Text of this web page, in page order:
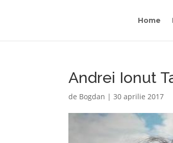
Home
Andrei Ionut
de Bogdan |30 aprilie 2017